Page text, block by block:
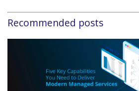
Recommended posts